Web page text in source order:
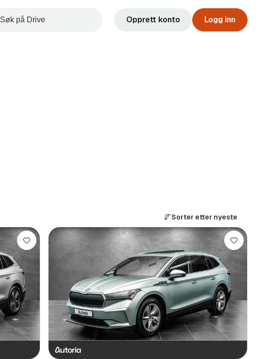
Opprett konto Logg inn
Sorter etter nyeste
Lagre Lagre